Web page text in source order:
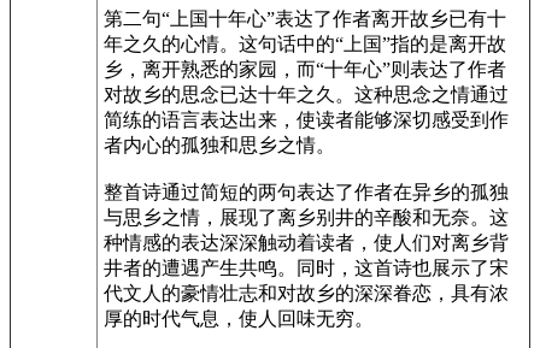
第二句“上国十年心”表达了作者离开故乡已有十
年之久的心情。这句话中的“上国”指的是离开故
乡，离开熟悉的家园，而“十年心”则表达了作者
对故乡的思念已达十年之久。这种思念之情通过
简练的语言表达出来，使读者能够深切感受到作
者内心的孤独和思乡之情。
整首诗通过简短的两句表达了作者在异乡的孤独
与思乡之情，展现了离乡别井的辛酸和无奈。这
种情感的表达深深触动着读者，使人们对离乡背
井者的遭遇产生共鸣。同时，这首诗也展示了宋
代文人的豪情壮志和对故乡的深深眷恋，具有浓
厚的时代气息，使人回味无穷。